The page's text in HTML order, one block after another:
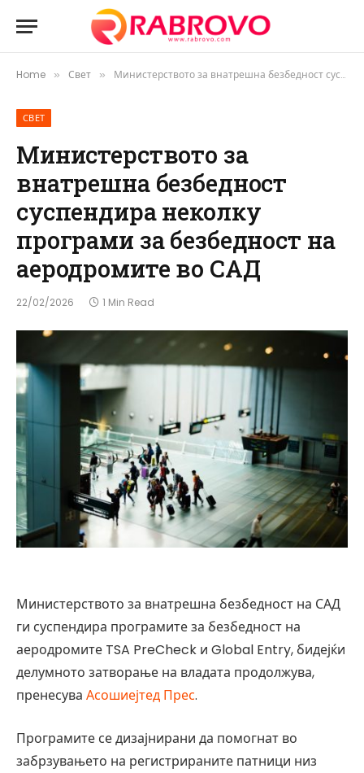
Home » Свет » Министерството за внатрешна безбедност суспендира неколку програми за безбедност на аеродромите во САД
СВЕТ
Министерството за
внатрешна безбедност
суспендира неколку
програми за безбедност на
аеродромите во САД
22/02/2026 1 Min Read
Министерството за внатрешна безбедност на САД
ги суспендира програмите за безбедност на
аеродромите TSA PreCheck и Global Entry, бидејќи
делумното затворање на владата продолжува,
пренесува Асошиејтед Прес.
Програмите се дизајнирани да помогнат во
забрзувањето на регистрираните патници низ